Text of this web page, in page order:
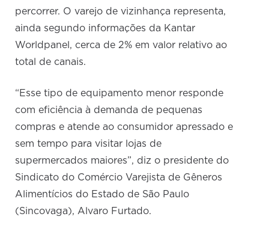
percorrer. O varejo de vizinhança representa,
ainda segundo informações da Kantar
Worldpanel, cerca de 2% em valor relativo ao
total de canais.
“Esse tipo de equipamento menor responde
com eficiência à demanda de pequenas
compras e atende ao consumidor apressado e
sem tempo para visitar lojas de
supermercados maiores”, diz o presidente do
Sindicato do Comércio Varejista de Gêneros
Alimentícios do Estado de São Paulo
(Sincovaga), Alvaro Furtado.